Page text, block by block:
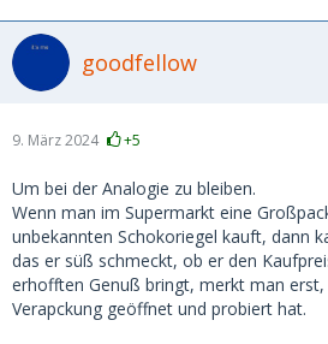
goodfellow
9. März 2024 +5
Um bei der Analogie zu bleiben.
Wenn man im Supermarkt eine
unbekannten Schokoriegel kauft, dann
das er süß schmeckt, ob er den
erhofften Genuß bringt, merkt man
Verapckung geöffnet und probiert hat.